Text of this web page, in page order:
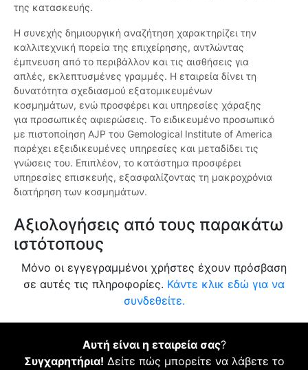
της κατασκευής.
Η συνεχής δημιουργική αναζήτηση χαρακτηρίζει την
καλλιτεχνική πορεία της επιχείρησης, αντλώντας
έμπνευση από το περιβάλλον και τις αισθήσεις για
απλές, εκλεπτυσμένες γραμμές. Η εταιρεία δίνει τη
δυνατότητα σχεδιασμού εξατομικευμένων
κοσμημάτων, ενώ προσφέρει και υπηρεσίες χάραξης
για προσωπικές αφιερώσεις. Το ειδικευμένο προσωπικό
με πιστοποίηση AJP του Gemological Institute of America
παρέχει εξειδικευμένες υπηρεσίες και μεταδίδει τις
γνώσεις του. Επιπλέον, το κατάστημα προσφέρει
υπηρεσίες επισκευής, εξασφαλίζοντας τη μακροχρόνια
διατήρηση των κοσμημάτων.
Αξιολογήσεις από τους παρακάτω
ιστότοπους
Μόνο οι εγγεγραμμένοι χρήστες έχουν πρόσβαση
σε αυτές τις πληροφορίες. Κάντε κλικ εδώ για να
συνδεθείτε.
Αυτή είναι η εταιρεία σας?
Συγχαρητήρια! Δείτε πώς μπορείτε να λάβετε το